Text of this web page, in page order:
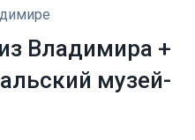
Владимира +
музей-